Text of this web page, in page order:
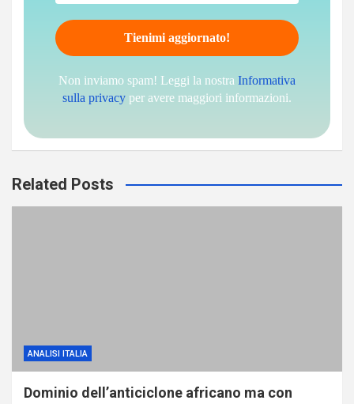
Non inviamo spam! Leggi la nostra Informativa
sulla privacy per avere maggiori informazioni.
Related Posts
ANALISI ITALIA
Dominio dell’anticiclone africano ma con